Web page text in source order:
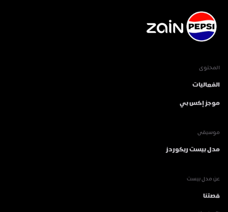
المحتوى
الفعاليات
موجز إكس بي
موسيقى
مدل بيست ريكوردز
عن مدل بيست
قصتنا